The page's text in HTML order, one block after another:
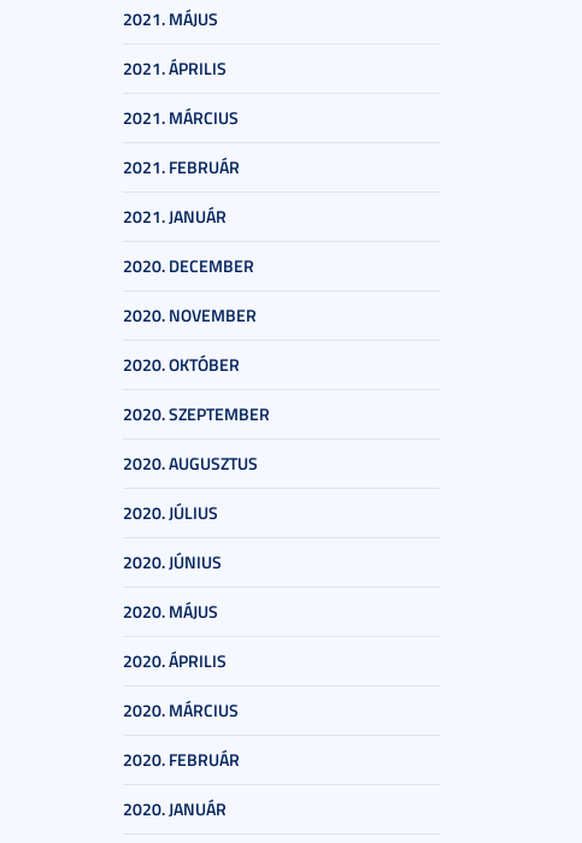
2021. MÁJUS
2021. ÁPRILIS
2021. MÁRCIUS
2021. FEBRUÁR
2021. JANUÁR
2020. DECEMBER
2020. NOVEMBER
2020. OKTÓBER
2020. SZEPTEMBER
2020. AUGUSZTUS
2020. JÚLIUS
2020. JÚNIUS
2020. MÁJUS
2020. ÁPRILIS
2020. MÁRCIUS
2020. FEBRUÁR
2020. JANUÁR